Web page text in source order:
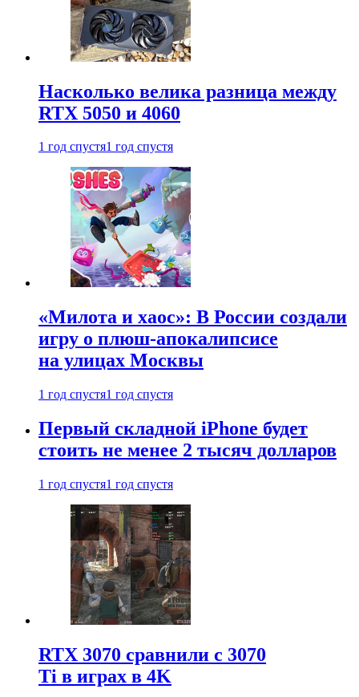
Насколько велика разница между
RTX 5050 и 4060
1 год спустя1 год спустя
«Милота и хаос»: В России создали
игру о плюш-апокалипсисе
на улицах Москвы
1 год спустя1 год спустя
Первый складной iPhone будет
стоить не менее 2 тысяч долларов
1 год спустя1 год спустя
RTX 3070 сравнили с 3070
Ti в играх в 4K